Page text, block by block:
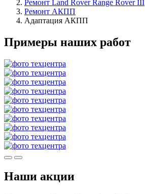
Ремонт Land Rover Range Rover III
Ремонт АКПП
Адаптация АКПП
Примеры наших работ
Наши акции